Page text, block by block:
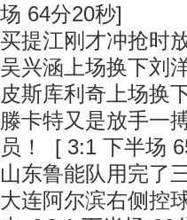
场 64分20秒]
买提江刚才冲抢时
吴兴涵上场换下刘
皮斯库利奇上场换
滕卡特又是放手一
员！
[ 3:1 下半场
山东鲁能队用完了
大连阿尔滨右侧控